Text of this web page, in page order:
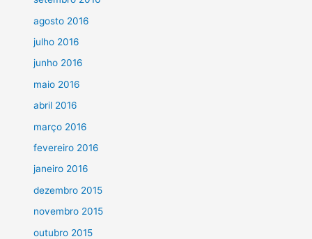
agosto 2016
julho 2016
junho 2016
maio 2016
abril 2016
março 2016
fevereiro 2016
janeiro 2016
dezembro 2015
novembro 2015
outubro 2015